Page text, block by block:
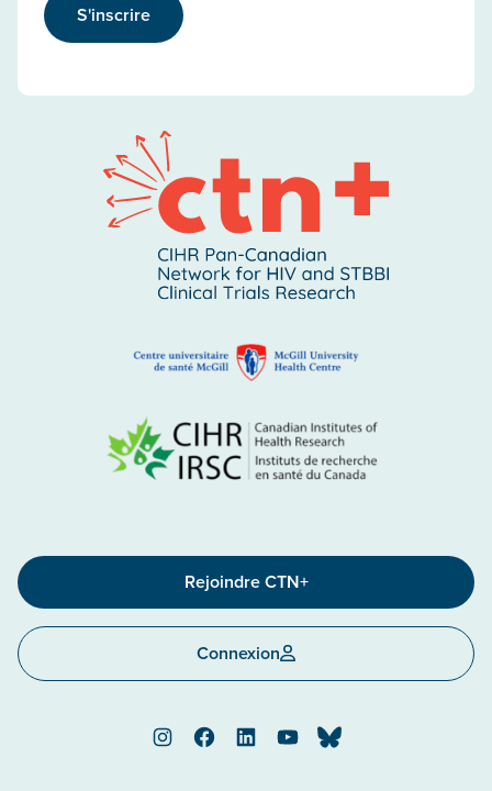
S'inscrire
Rejoindre CTN+
Connexion
InstagramFacebookLinkedInYouTubeBluesky